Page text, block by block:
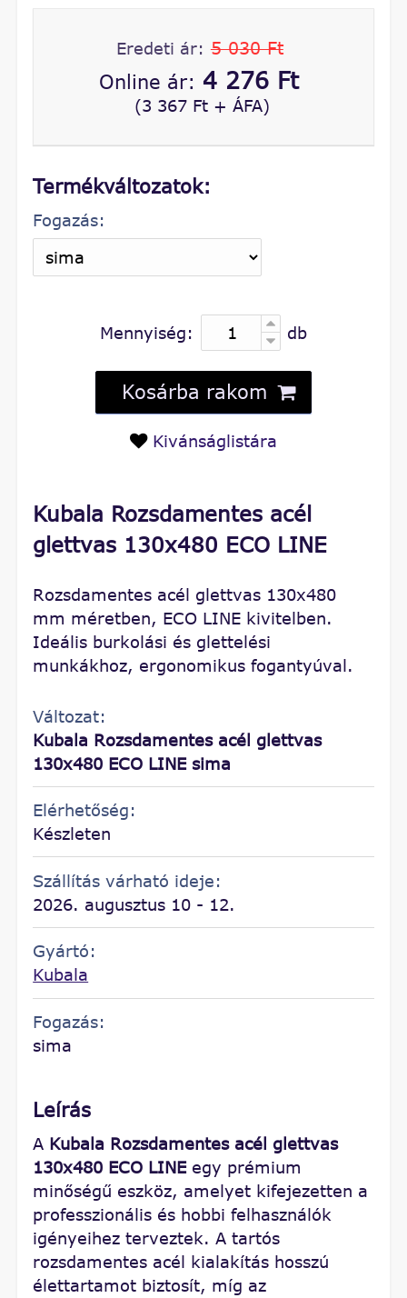
Kubala Rozsdamentes acél
glettvas 130x480 ECO LINE
Rozsdamentes acél glettvas 130x480
mm méretben, ECO LINE kivitelben.
Ideális burkolási és glettelési
munkákhoz, ergonomikus fogantyúval.
Változat:
Kubala Rozsdamentes acél glettvas
130x480 ECO LINE sima
Elérhetőség:
Készleten
Szállítás várható ideje:
2026. augusztus 10 - 12.
Gyártó:
Kubala
Fogazás:
sima
Leírás
A Kubala Rozsdamentes acél glettvas
130x480 ECO LINE egy prémium
minőségű eszköz, amelyet kifejezetten a
professzionális és hobbi felhasználók
igényeihez terveztek. A tartós
rozsdamentes acél kialakítás hosszú
élettartamot biztosít, míg az
Eredeti ár: 5 030 Ft
Online ár: 4 276 Ft
(3 367 Ft + ÁFA)
Termékváltozatok:
Fogazás:
Mennyiség: db
Kosárba rakom
Kivánságlistára